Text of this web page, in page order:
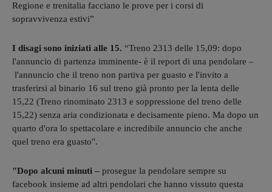
Regione e trenitalia facciano le prove per i corsi di
sopravvivenza estivi”
I disagi sono iniziati alle 15. “Treno 2313 delle 15,09: dopo
l'annuncio di partenza imminente- è il report di una pendolare –
l'annuncio che il treno non partiva per guasto e l'invito a
trasferirsi al binario 16 sul treno già pronto per la lenta delle
15,22 (Treno rinominato 2313 e soppressione del treno delle
15,22) senza aria condizionata e decisamente pieno. Ma dopo un
quarto d'ora lo spettacolare e incredibile annuncio che anche
quel treno era guasto".
"Dopo alcuni minuti – prosegue la pendolare sempre su
facebook insieme ad altri pendolari che hanno vissuto questa